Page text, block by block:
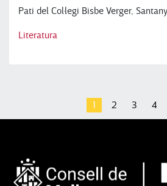
Pati del Col·legi Bisbe Verger,
Literatura
1 2 3 4